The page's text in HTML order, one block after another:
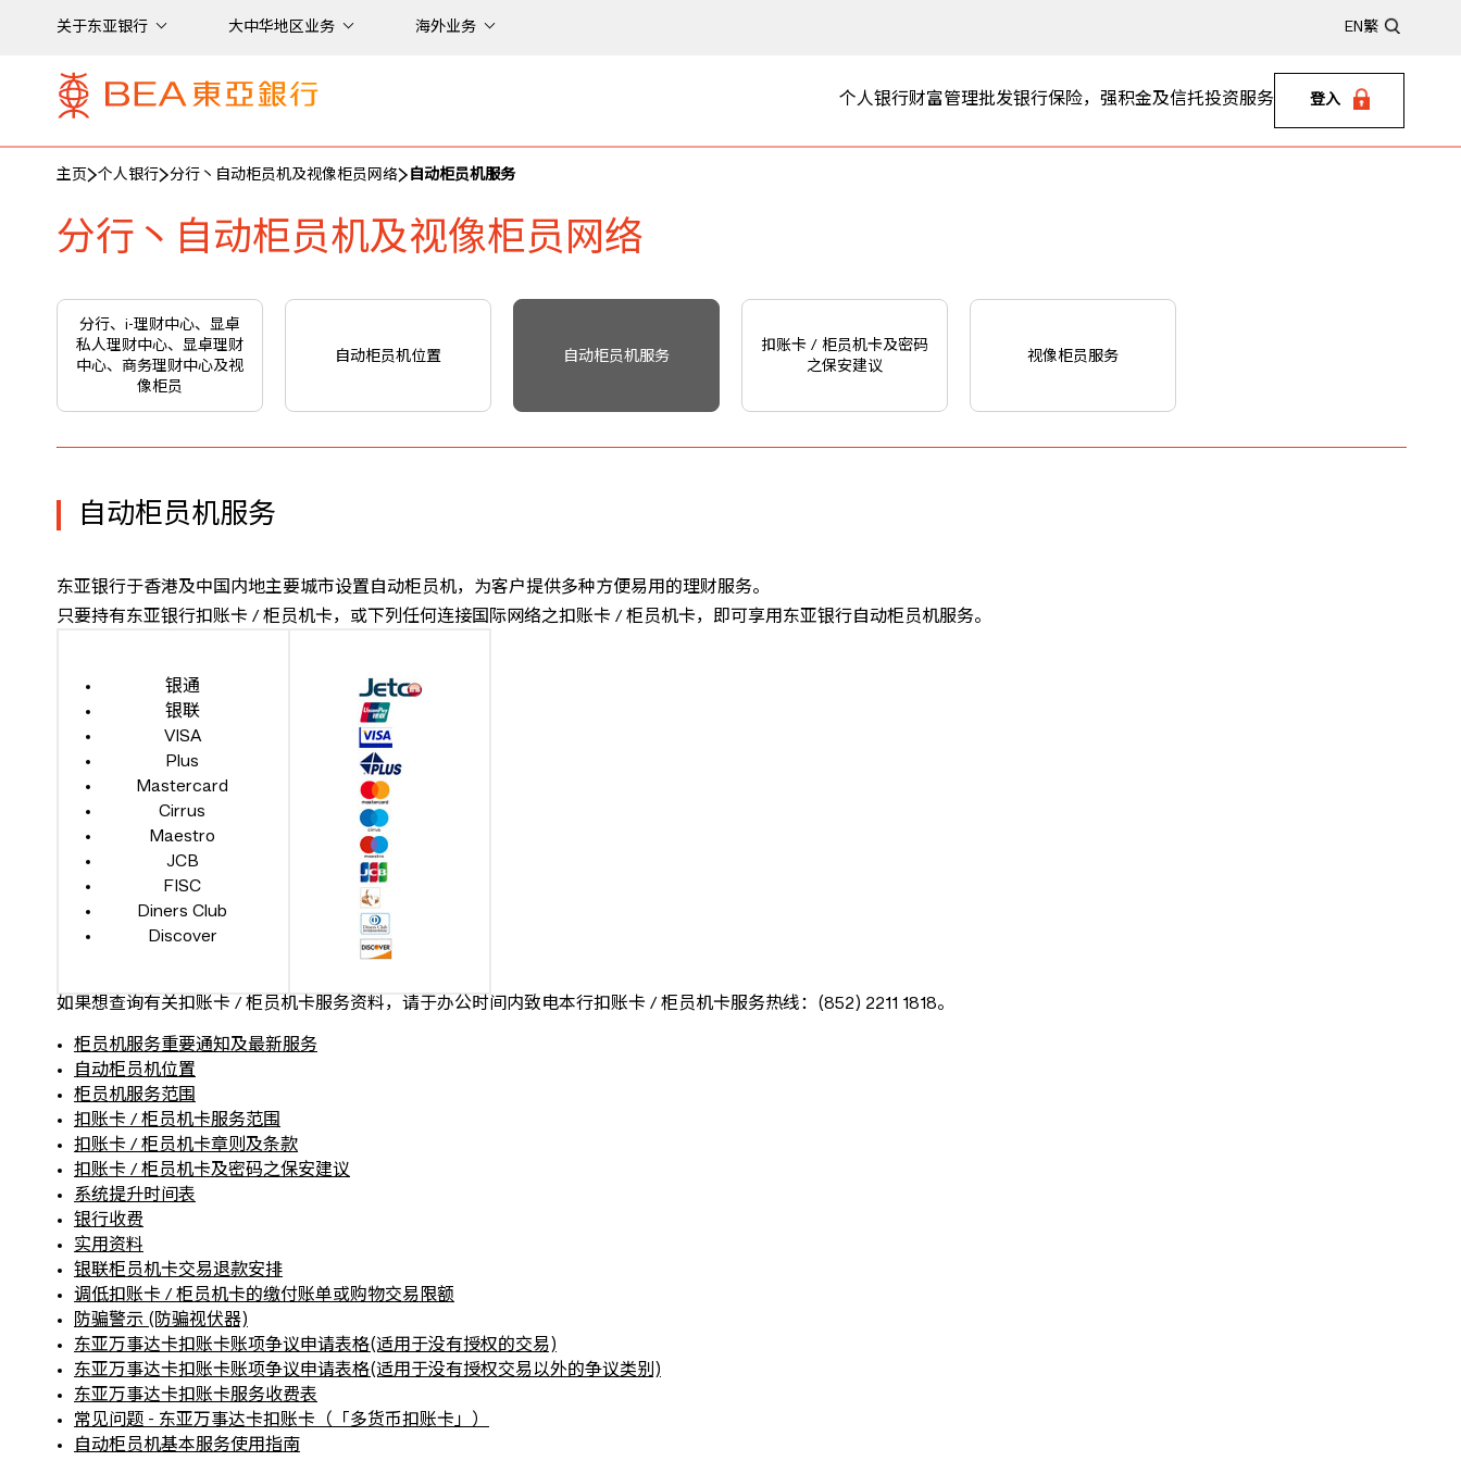
关于东亚银行 大中华地区业务 海外业务 EN 繁
个人银行财富管理批发银行保险，强积金及信托投资服务 登入
主页 个人银行 分行丶自动柜员机及视像柜员网络 自动柜员机服务
分行丶自动柜员机及视像柜员网络
分行、i-理财中心、显卓
私人理财中心、显卓理财
中心、商务理财中心及视
像柜员
自动柜员机位置 自动柜员机服务
扣账卡 / 柜员机卡及密码
之保安建议
视像柜员服务
自动柜员机服务
东亚银行于香港及中国内地主要城市设置自动柜员机，为客户提供多种方便易用的理财服务。
只要持有东亚银行扣账卡 / 柜员机卡，或下列任何连接国际网络之扣账卡 / 柜员机卡，即可享用东亚银行自动柜员机服务。
银通
银联
VISA
Plus
Mastercard
Cirrus
Maestro
JCB
FISC
Diners Club
Discover
如果想查询有关扣账卡 / 柜员机卡服务资料，请于办公时间内致电本行扣账卡 / 柜员机卡服务热线：(852) 2211 1818。
柜员机服务重要通知及最新服务
自动柜员机位置
柜员机服务范围
扣账卡 / 柜员机卡服务范围
扣账卡 / 柜员机卡章则及条款
扣账卡 / 柜员机卡及密码之保安建议
系统提升时间表
银行收费
实用资料
银联柜员机卡交易退款安排
调低扣账卡 / 柜员机卡的缴付账单或购物交易限额
防骗警示 (防骗视伏器)
东亚万事达卡扣账卡账项争议申请表格(适用于没有授权的交易)
东亚万事达卡扣账卡账项争议申请表格(适用于没有授权交易以外的争议类别)
东亚万事达卡扣账卡服务收费表
常见问题 - 东亚万事达卡扣账卡（「多货币扣账卡」）
自动柜员机基本服务使用指南